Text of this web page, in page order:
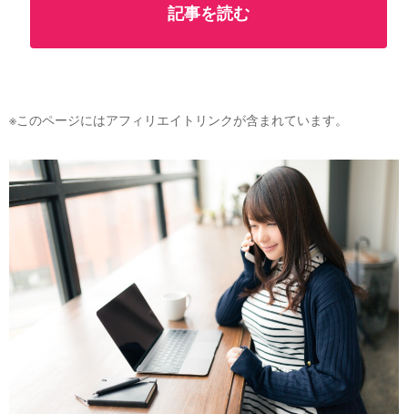
記事を読む
※このページにはアフィリエイトリンクが含まれています。